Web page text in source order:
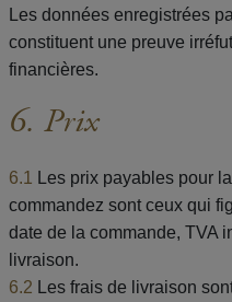
Les données enregistrées
constituent une preuve
financières.
6. Prix
6.1
Les prix payables pour
commandez sont ceux qui
date de la commande, TVA
livraison.
6.2 Les frais de livraison